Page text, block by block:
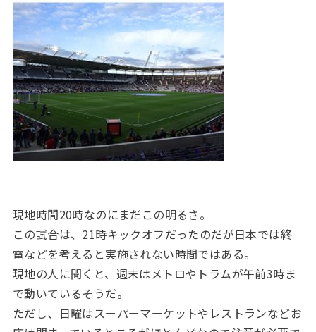
現地時間20時なのにまだこの明るさ。
この試合は、21時キックオフだったのだが日本では終
電などを考えると実施されない時間ではある。
現地の人に聞くと、週末はメトロやトラムが午前3時ま
で動いているそうだ。
ただし、日曜はスーパーマーケットやレストランなどお